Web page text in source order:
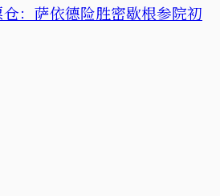
：萨依德险胜密歇根参院初